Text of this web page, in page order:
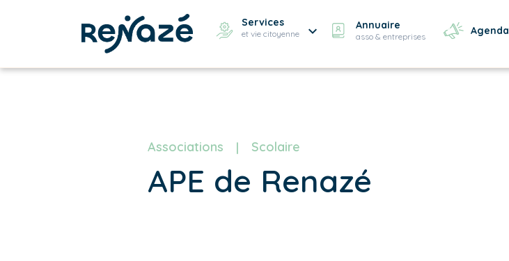
Services
et vie citoyenne
Annuaire
asso & entreprises Agenda
Associations Scolaire
APE de Renazé